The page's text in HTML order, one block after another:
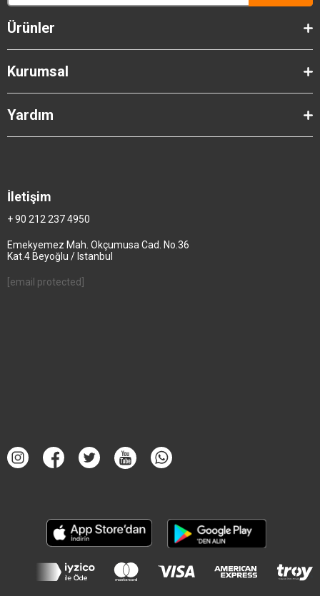
Ürünler
Kurumsal
Yardım
İletişim
+ 90 212 237 4950
Emekyemez Mah. Okçumusa Cad. No.36
Kat.4 Beyoğlu / Istanbul
[email protected]